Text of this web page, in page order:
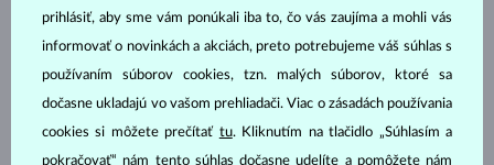
SRDCE
Druh perly
prihlásiť, aby sme vám ponúkali iba to, čo vás zaujíma a mohli vás
informovať o novinkách a akciách, preto potrebujeme váš súhlas s
používaním súborov cookies, tzn. malých súborov, ktoré sa
dočasne ukladajú vo vašom prehliadači. Viac o zásadách používania
cookies si môžete prečítať tu. Kliknutím na tlačidlo „Súhlasím a
pokračovať“ nám tento súhlas dočasne udelíte a pomôžete nám